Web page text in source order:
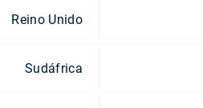
Reino Unido
Sudáfrica